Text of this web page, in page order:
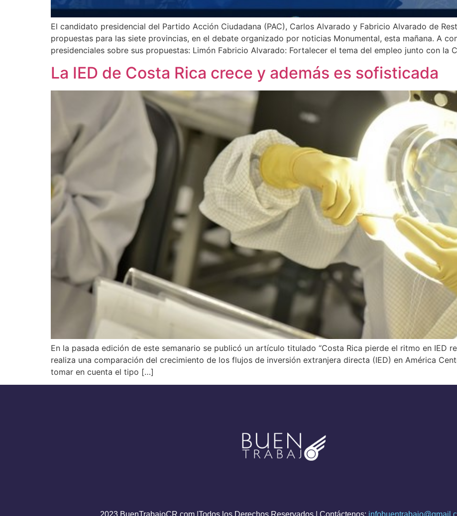
El candidato presidencial del Partido Acción Ciudadana (PAC), Carlos Alvarado y Fabricio Alvarado de
propuestas para las siete provincias, en el debate organizado por noticias Monumental, esta mañana. A
presidenciales sobre sus propuestas: Limón Fabricio Alvarado: Fortalecer el tema del empleo junto con la
La IED de Costa Rica crece y además es sofisticada
​En la pasada edición de este semanario se publicó un artículo titulado “Costa Rica pierde el ritmo en IED
realiza una comparación del crecimiento de los flujos de inversión extranjera directa (IED) en América
tomar en cuenta el tipo […]
2023 BuenTrabajoCR.com |Todos los Derechos Reservados | Contáctenos: